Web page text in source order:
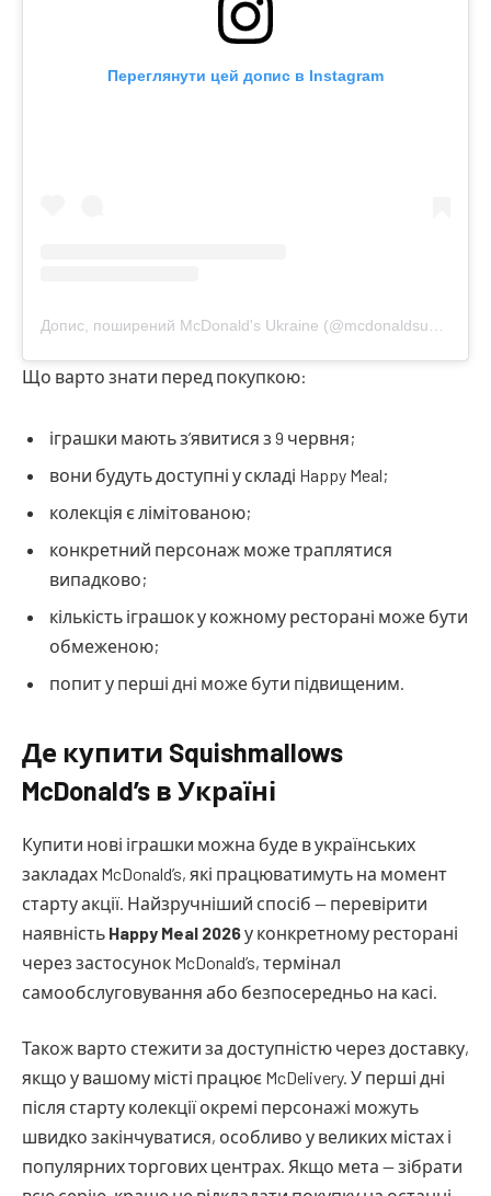
Переглянути цей допис в Instagram
Що варто знати перед покупкою:
іграшки мають з’явитися з 9 червня;
вони будуть доступні у складі Happy Meal;
колекція є лімітованою;
конкретний персонаж може траплятися
випадково;
кількість іграшок у кожному ресторані може бути
обмеженою;
попит у перші дні може бути підвищеним.
Де купити Squishmallows
McDonald’s в Україні
Купити нові іграшки можна буде в українських
закладах McDonald’s, які працюватимуть на момент
старту акції. Найзручніший спосіб — перевірити
наявність Happy Meal 2026у конкретному ресторані
через застосунок McDonald’s, термінал
самообслуговування або безпосередньо на касі.
Також варто стежити за доступністю через доставку,
якщо у вашому місті працює McDelivery. У перші дні
після старту колекції окремі персонажі можуть
швидко закінчуватися, особливо у великих містах і
популярних торгових центрах. Якщо мета — зібрати